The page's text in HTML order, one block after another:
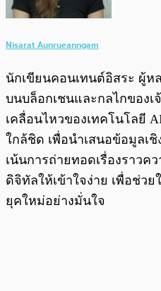
Nisarat Aunrueanngam
นักเขียนคอนเทนต์อิสระ ผู้ห
บนบล็อกเชนและกลไกของ
เคลื่อนไหวของเทคโนโลยี
ใกล้ชิด เพื่อนำเสนอข้อมูลเ
เน้นการถ่ายทอดเรื่องราว
ดิจิทัลให้เข้าใจง่าย เพื่อช่ว
ยุคใหม่อย่างมั่นใจ